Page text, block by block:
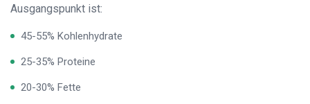
Ausgangspunkt ist:
45-55% Kohlenhydrate
25-35% Proteine
20-30% Fette